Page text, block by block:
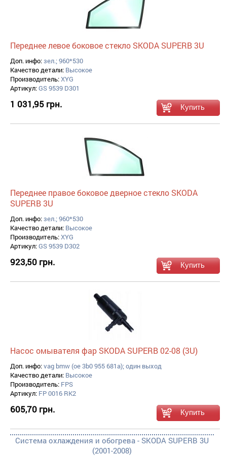
Переднее левое боковое стекло SKODA SUPERB 3U
Доп. инфо:зел.; 960*530
Качество детали: Высокое
Производитель:XYG
Артикул:GS 9539 D301
1 031,95 грн.
Переднее правое боковое дверное стекло SKODA
SUPERB 3U
Доп. инфо:зел.; 960*530
Качество детали: Высокое
Производитель:XYG
Артикул:GS 9539 D302
923,50 грн.
Насос омывателя фар SKODA SUPERB 02-08 (3U)
Доп. инфо:vag bmw (oe 3b0 955 681a); один выход
Качество детали: Высокое
Производитель: FPS
Артикул: FP 0016 RK2
605,70 грн.
Система охлаждения и обогрева - SKODA SUPERB 3U
(2001-2008)